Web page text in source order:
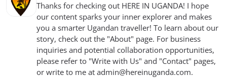
Thanks for checking out HERE IN UGANDA! I hope
our content sparks your inner explorer and makes
you a smarter Ugandan traveller! To learn about our
story, check out the "About" page. For business
inquiries and potential collaboration opportunities,
please refer to "Write with Us" and "Contact" pages,
or write to me at admin@hereinuganda.com.